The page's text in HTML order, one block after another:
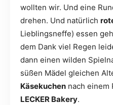
wollten wir. Und eine
drehen. Und natürlich
Lieblingsneffe) essen
dem Dank viel Regen
dann einen wilden
süßen Mädel gleichen
Käsekuchen nach einem
LECKER Bakery.